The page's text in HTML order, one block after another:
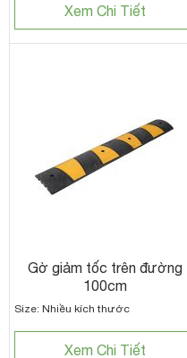
Xem Chi Tiết
Gờ giảm tốc trên đường
100cm
Size: Nhiều kích thước
Xem Chi Tiết